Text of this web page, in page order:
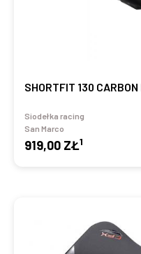
SHORTFIT 130 CARBON
Siodełka racing
San Marco
919,00 ZŁ1